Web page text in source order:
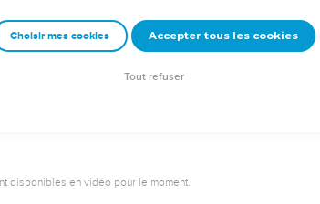
de créer de belles choses.
avec autorisation. Pour vous procurer une Bible imprimée,
disponibles en vidéo pour le moment.
Choisir mes cookies Accepter tous les cookies
Tout refuser